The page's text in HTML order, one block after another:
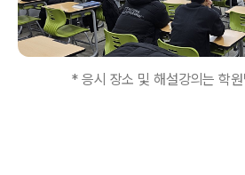
* 응시 장소 및 해설강의는 학